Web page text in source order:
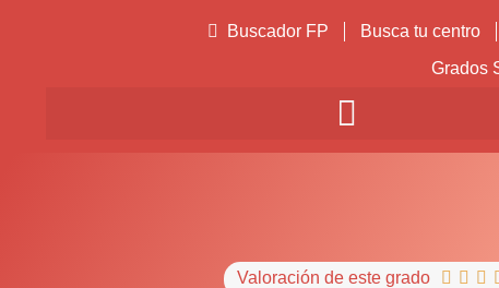
Buscador FP Busca tu centro
Grados
Valoración de este grado   